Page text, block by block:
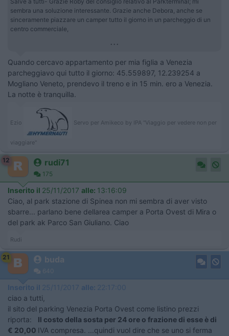
sembra una soluzione interessante. Grazie anche Debora, anche se
sinceramente piazzare un camper tutto il giorno in un parcheggio di un
centro commerciale,
...
Quando cercavo appartamento per mia figlia a Venezia
parcheggiavo qui tutto il giorno: 45.559897, 12.239254 a
Mogliano Veneto, prendevo il treno e in 15 min. ero a Venezia.
La notte è tranquilla.
Ezio Servo per Amikeco by IPA "Viaggio per vedere non per
viaggiare"
12 rudi71
175
Inserito il 25/11/2017 alle: 13:16:09
Ciao, al park stazione di Spinea non mi sembra di aver visto
sbarre... parlano bene dellarea camper a Porta Ovest di Mira o
del park ak Parco San Giuliano. Ciao
Rudi
21 buda
640
Inserito il 25/11/2017 alle: 22:17:00
ciao a tutti,
il sito del parking Venezia Porta Ovest come listino prezzi
riporta: Il costo della sosta per 24 ore o frazione di esse è di
€ 20,00 IVA compresa. ...quindi vuol dire che se uno si ferma